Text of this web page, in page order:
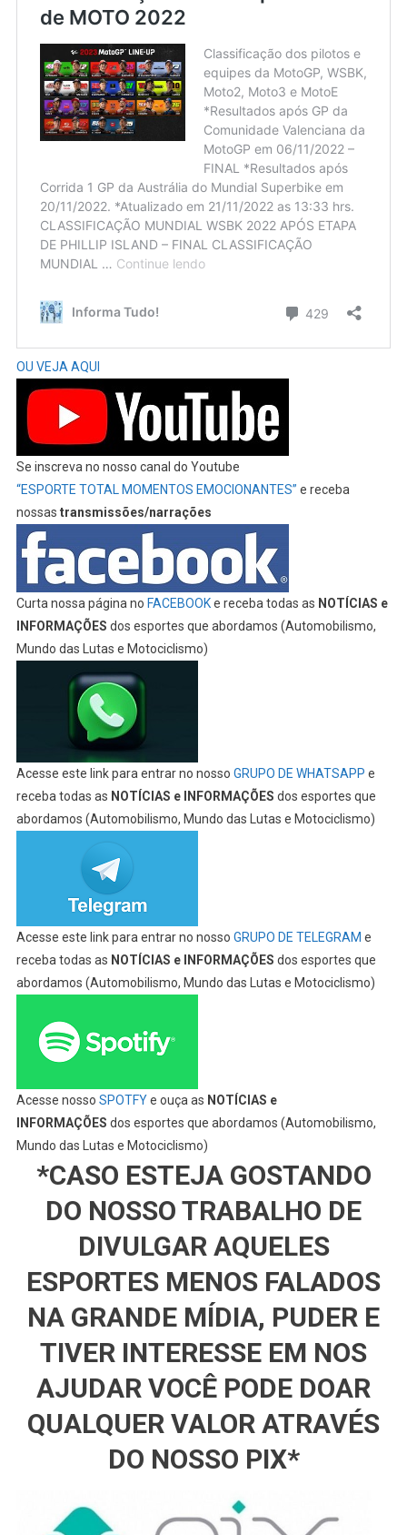
OU VEJA AQUI
Se inscreva no nosso canal do Youtube
“ESPORTE TOTAL MOMENTOS EMOCIONANTES” e receba
nossas transmissões/narrações
Curta nossa página no FACEBOOKe receba todas as NOTÍCIAS e
INFORMAÇÕES dos esportes que abordamos (Automobilismo,
Mundo das Lutas e Motociclismo)
Acesse este link para entrar no nosso GRUPO DE WHATSAPP e
receba todas as NOTÍCIAS e INFORMAÇÕES dos esportes que
abordamos (Automobilismo, Mundo das Lutas e Motociclismo)
Acesse este link para entrar no nosso GRUPO DE TELEGRAM e
receba todas as NOTÍCIAS e INFORMAÇÕES dos esportes que
abordamos (Automobilismo, Mundo das Lutas e Motociclismo)
Acesse nosso SPOTFYe ouça as NOTÍCIAS e
INFORMAÇÕES dos esportes que abordamos (Automobilismo,
Mundo das Lutas e Motociclismo)
*CASO ESTEJA GOSTANDO
DO NOSSO TRABALHO DE
DIVULGAR AQUELES
ESPORTES MENOS FALADOS
NA GRANDE MÍDIA, PUDER E
TIVER INTERESSE EM NOS
AJUDAR VOCÊ PODE DOAR
QUALQUER VALOR ATRAVÉS
DO NOSSO PIX*